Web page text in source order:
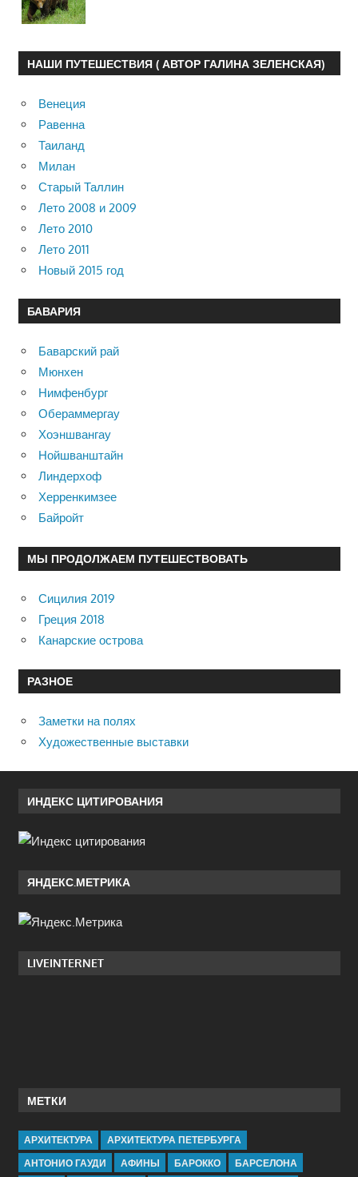
НАШИ ПУТЕШЕСТВИЯ ( АВТОР ГАЛИНА ЗЕЛЕНСКАЯ)
Венеция
Равенна
Таиланд
Милан
Старый Таллин
Лето 2008 и 2009
Лето 2010
Лето 2011
Новый 2015 год
БАВАРИЯ
Баварский рай
Мюнхен
Нимфенбург
Обераммергау
Хоэншвангау
Нойшванштайн
Линдерхоф
Херренкимзее
Байройт
МЫ ПРОДОЛЖАЕМ ПУТЕШЕСТВОВАТЬ
Сицилия 2019
Греция 2018
Канарские острова
РАЗНОЕ
Заметки на полях
Художественные выставки
ИНДЕКС ЦИТИРОВАНИЯ
ЯНДЕКС.МЕТРИКА
LIVEINTERNET
МЕТКИ
АРХИТЕКТУРА
АРХИТЕКТУРА ПЕТЕРБУРГА
АНТОНИО ГАУДИ
АФИНЫ БАРОККО БАРСЕЛОНА